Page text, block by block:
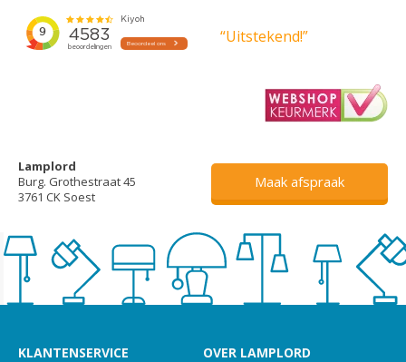
“Uitstekend!”
Lamplord
Burg. Grothestraat 45
3761 CK Soest
Maak afspraak
KLANTENSERVICE OVER LAMPLORD